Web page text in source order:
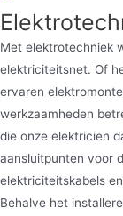
Met elektrotechniek
elektriciteitsnet. Of
ervaren
werkzaamheden
die onze elektricien
aansluitpunten voor
elektriciteitskabels
Behalve het